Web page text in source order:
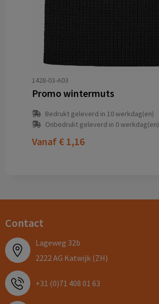
1428-03-A03
Promo wintermuts
Bedrukt geleverd in 10 werkdag(en)
Onbedrukt geleverd in 0 werkdag(en)
Vanaf € 1,16
Contact
Lageweg 32b
2222 AG Katwijk (ZH)
+31 (0)71 408 01 63